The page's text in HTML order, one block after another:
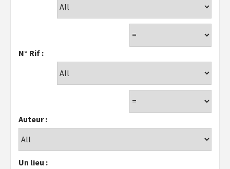
N° Rif :
Auteur :
Un lieu :